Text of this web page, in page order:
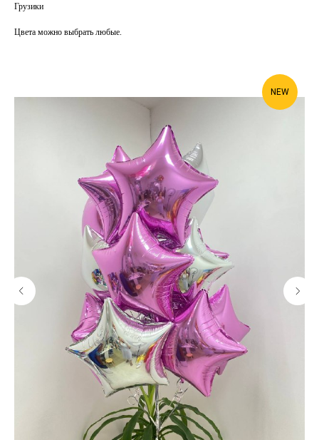
Грузики
Цвета можно выбрать любые.
NEW